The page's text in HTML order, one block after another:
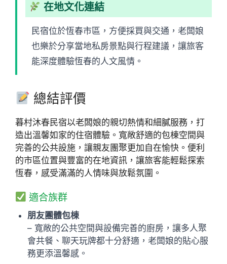
在地文化連結
民宿位於恆春市區，方便採買與交通，老闆娘
也樂於分享當地私房景點與行程建議，讓旅客
能深度體驗恆春的人文風情。
總結評價
暮村沐春民宿以老闆娘的親切熱情和細膩服務，打
造出溫馨如家的住宿體驗。寬敞舒適的包棟空間與
完善的公共設施，讓親友團聚更加自在愉快。便利
的市區位置與豐富的在地資訊，讓旅客能輕鬆探索
恆春，感受滿滿的人情味與放鬆氛圍。
適合族群
朋友團體包棟
– 寬敞的公共空間與設備完善的廚房，讓多人聚
會共餐、聊天玩牌都十分舒適，老闆娘的貼心服
務更添溫馨感。